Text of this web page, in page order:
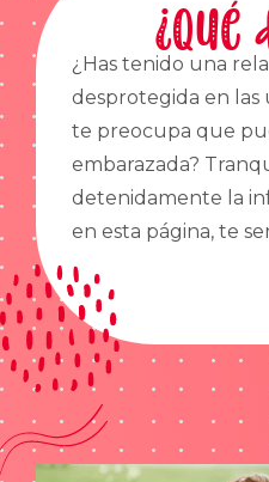
¿Qué
¿Has tenido una
desprotegida en las
te preocupa que
embarazada?
detenidamente la
en esta página, te